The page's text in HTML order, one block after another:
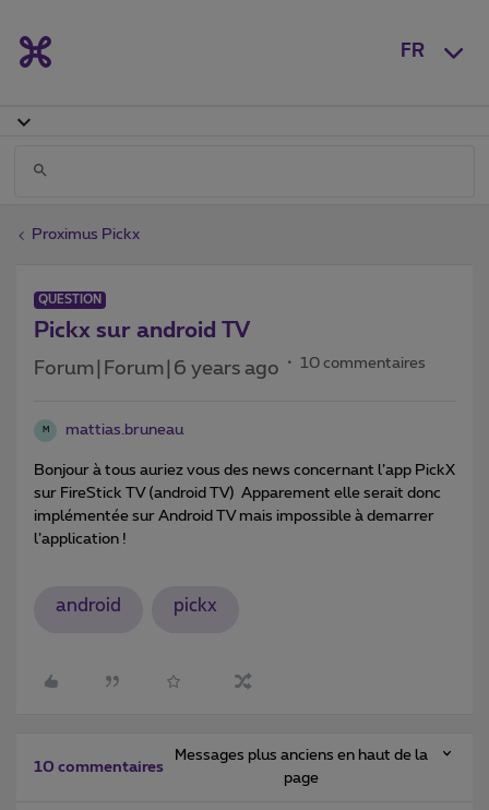
FR
Proximus Pickx
QUESTION
Pickx sur android TV
Forum|Forum|6 years ago 10 commentaires
M mattias.bruneau
Bonjour à tous auriez vous des news concernant l’app PickX
sur FireStick TV (android TV) Apparement elle serait donc
implémentée sur Android TV mais impossible à demarrer
l’application !
android pickx
10 commentaires
Messages plus anciens en haut de la
page